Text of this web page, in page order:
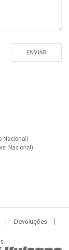
Nacional)
Nacional)
Devoluções